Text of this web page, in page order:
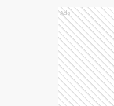
Ads